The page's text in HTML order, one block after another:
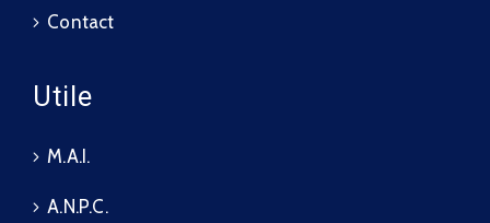
Contact
Utile
M.A.I.
A.N.P.C.